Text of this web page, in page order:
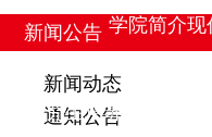
学院简介现
研究生培养
新闻公告
新闻动态
通知公告